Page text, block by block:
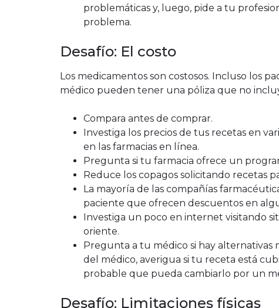
problemáticas y, luego, pide a tu
problema.
Desafío: El costo
Los medicamentos son costosos. Incluso los
médico pueden tener una póliza que no
Compara antes de comprar.
Investiga los precios de tus recetas en
en las farmacias en línea.
Pregunta si tu farmacia ofrece un
Reduce los copagos solicitando recetas
La mayoría de las compañías
paciente que ofrecen descuentos en
Investiga un poco en internet visitando
oriente.
Pregunta a tu médico si hay alternativas
del médico, averigua si tu receta está
probable que pueda cambiarlo por un
Desafío: Limitaciones físicas